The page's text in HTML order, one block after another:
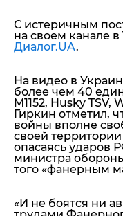
С истеричным
на своем канале
Диалог.UA.
На видео в
более чем 40
M1152, Husky
Гиркин отметил,
войны вполне
своей
опасаясь ударов
министра
того «фанерным
«И не боятся ни